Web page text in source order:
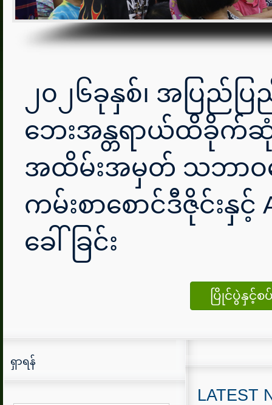
၂၀၂၆ခုနှစ်၊ အပြည်
ဘေးအန္တရာယ်ထိခိုက်ဆုံး
အထိမ်းအမှတ် သဘာဝ
ကမ်းစာစောင်ဒီဇိုင်းနှ
ခေါ်ခြင်း
ပြိုင်ပွဲနှင့်
ရှာရန်
LATEST